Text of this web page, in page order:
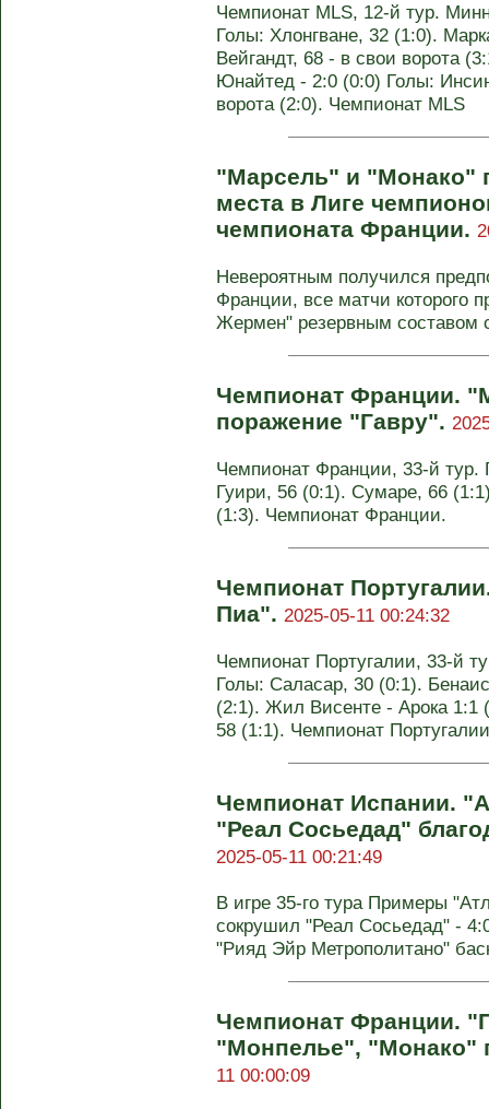
Чемпионат MLS, 12-й тур.
Голы: Хлонгване, 32 (1:0).
Вейгандт, 68 - в свои ворота
Юнайтед - 2:0 (0:0) Голы:
ворота (2:0). Чемпионат MLS
"Марсель" и "Монако"
места в Лиге
чемпионата Франции.
Невероятным получился
Франции, все матчи которого
Жермен" резервным составом
Чемпионат Франции.
поражение "Гавру".
Чемпионат Франции, 33-й тур.
Гуири, 56 (0:1). Сумаре, 66
(1:3). Чемпионат Франции.
Чемпионат
Пиа". 2025-05-11 00:24:32
Чемпионат Португалии, 33-й
Голы: Саласар, 30 (0:1).
(2:1). Жил Висенте - Арока 1:1
58 (1:1). Чемпионат
Чемпионат Испании.
"Реал Сосьедад"
2025-05-11 00:21:49
В игре 35-го тура Примеры
сокрушил "Реал Сосьедад" -
"Рияд Эйр Метрополитано"
Чемпионат Франции.
"Монпелье", "Монако"
11 00:00:09